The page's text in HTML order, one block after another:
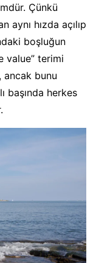
Çünkü
hızda açılıp
boşluğun
value” terimi
ancak bunu
başında herkes